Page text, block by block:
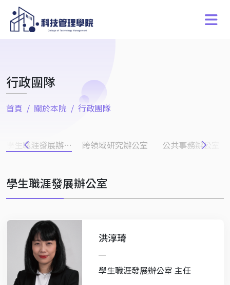
行政團隊
首頁 關於本院 行政團隊
學生職涯發展辦公室 跨領域研究辦公室 公共事務辦公室
學生職涯發展辦公室
洪淳琦
學生職涯發展辦公室 主任